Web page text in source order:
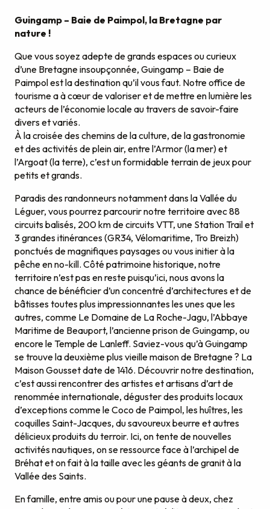
Guingamp – Baie de Paimpol, la Bretagne par
nature !
Que vous soyez adepte de grands espaces ou curieux
d’une Bretagne insoupçonnée, Guingamp – Baie de
Paimpol est la destination qu’il vous faut. Notre office de
tourisme a à cœur de valoriser et de mettre en lumière les
acteurs de l’économie locale au travers de savoir-faire
divers et variés.
À la croisée des chemins de la culture, de la gastronomie
et des activités de plein air, entre l’Armor (la mer) et
l’Argoat (la terre), c’est un formidable terrain de jeux pour
petits et grands.
Paradis des randonneurs notamment dans la Vallée du
Léguer, vous pourrez parcourir notre territoire avec 88
circuits balisés, 200 km de circuits VTT, une Station Trail et
3 grandes itinérances (GR34, Vélomaritime, Tro Breizh)
ponctués de magnifiques paysages ou vous initier à la
pêche en no-kill. Côté patrimoine historique, notre
territoire n’est pas en reste puisqu’ici, nous avons la
chance de bénéficier d’un concentré d’architectures et de
bâtisses toutes plus impressionnantes les unes que les
autres, comme Le Domaine de La Roche-Jagu, l’Abbaye
Maritime de Beauport, l’ancienne prison de Guingamp, ou
encore le Temple de Lanleff. Saviez-vous qu’à Guingamp
se trouve la deuxième plus vieille maison de Bretagne ? La
Maison Gousset date de 1416. Découvrir notre destination,
c’est aussi rencontrer des artistes et artisans d’art de
renommée internationale, déguster des produits locaux
d’exceptions comme le Coco de Paimpol, les huîtres, les
coquilles Saint-Jacques, du savoureux beurre et autres
délicieux produits du terroir. Ici, on tente de nouvelles
activités nautiques, on se ressource face à l’archipel de
Bréhat et on fait à la taille avec les géants de granit à la
Vallée des Saints.
En famille, entre amis ou pour une pause à deux, chez